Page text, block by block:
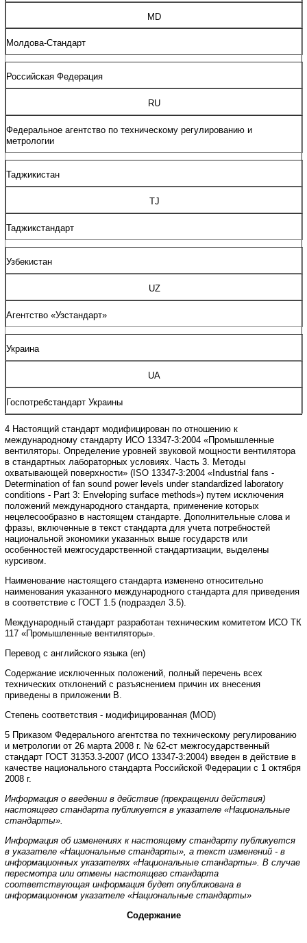
MD
Молдова-Стандарт
Российская Федерация
RU
Федеральное агентство по техническому регулированию и
метрологии
Таджикистан
TJ
Таджикстандарт
Узбекистан
UZ
Агентство «Узстандарт»
Украина
UA
Госпотребстандарт Украины
4 Настоящий стандарт модифицирован по отношению к
международному стандарту ИСO 13347-3:2004 «Промышленные
вентиляторы Определение уровней звуковой мощности вентилятора
в стандартных лабораторных условиях Часть 3.
Методы
охватывающей поверхности» ( ISO 13347-3:2004 « Industrial fans -
Determination of fan sound power levels under standardized laboratory
conditions - Part 3: Enveloping surface methods») путем исключения
положений международного стандарта применение которых
нецелесообразно в настоящем стандарте Дополнительные слова и
фразы включенные в текст стандарта для учета потребностей
национальной экономики указанных выше государств или
особенностей межгосударственной стандартизации выделены
курсивом
Наименование настоящего стандарта изменено относительно
наименования указанного международного стандарта для приведения
в соответствие с ГОСТ 1.5 (подраздел 3.5).
Международный стандарт разработан техническим комитетом ИСО ТК
117 «Промышленные вентиляторы»
Перевод с английского языка (en)
Содержание исключенных положений полный перечень всех
технических отклонений с разъяснением причин их внесения
приведены в приложении В
Степень соответствия - модифицированная (MOD)
5 Приказом Федерального агентства по техническому регулированию
и метрологии от 26 марта 2008 г. № 62-ст межгосударственный
стандарт ГОСТ 31353.3-2007 (ИСO 13347-3:2004) введен в действие в
качестве национального стандарта Российской Федерации с 1 октября
2008 г.
Информация о введении в действие (прекращении действия)
настоящего стандарта публикуется в указателе «Национальные
стандарты»
Информация об изменениях к настоящему стандарту публикуется
в указателе «Национальные стандарты» а текст изменений - в
информационных указателях «Национальные стандарты» В случае
пересмотра или отмены настоящего стандарта
соответствующая информация будет опубликована в
информационном указателе «Национальные стандарты»
Содержание